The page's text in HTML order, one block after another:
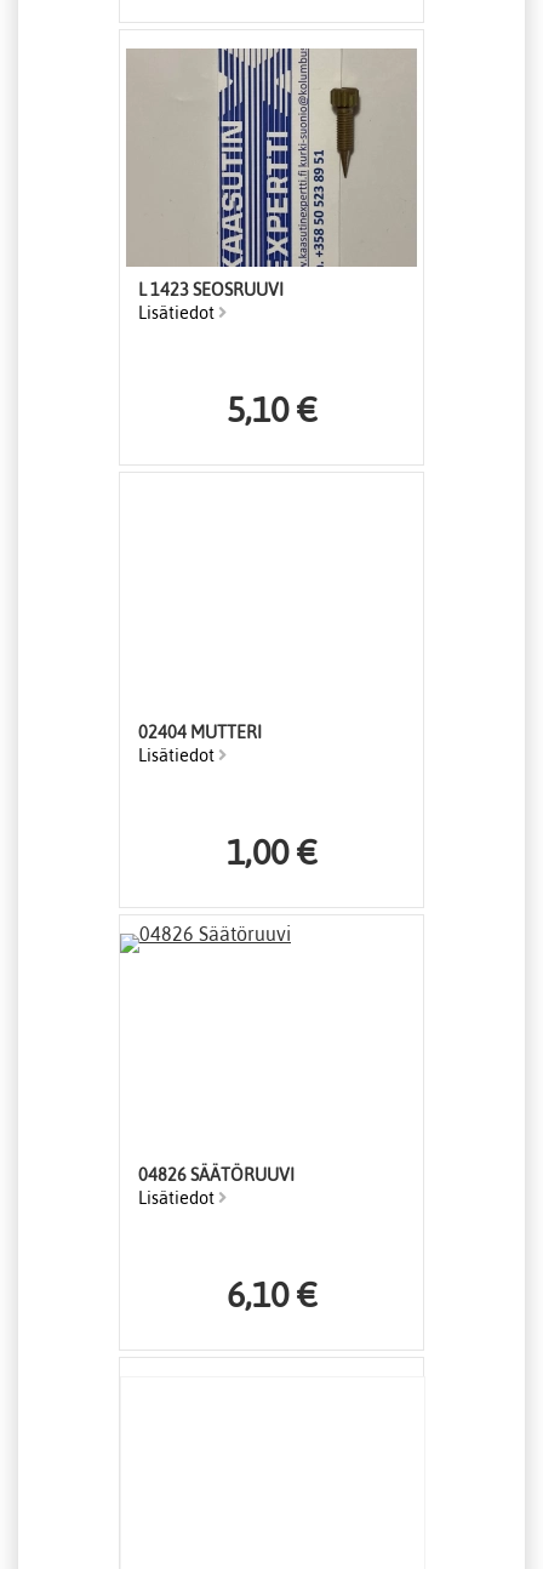
L 1423 SEOSRUUVI
Lisätiedot
5,10 €
02404 MUTTERI
Lisätiedot
1,00 €
04826 SÄÄTÖRUUVI
Lisätiedot
6,10 €